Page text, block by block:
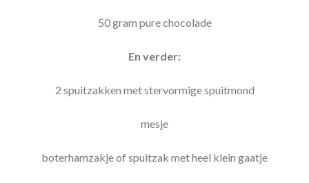
50 gram pure chocolade
En verder:
2 spuitzakken met stervormige spuitmond
mesje
boterhamzakje of spuitzak met heel klein gaatje